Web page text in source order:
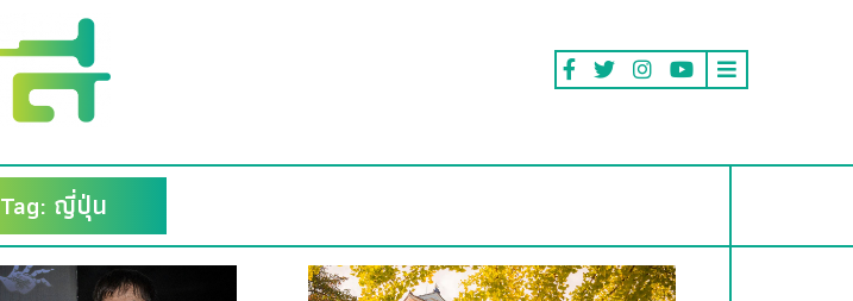
Tag: ญี่ปุ่น